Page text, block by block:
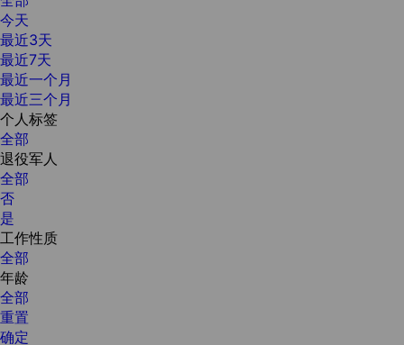
今天
最近3天
最近7天
最近一个月
最近三个月
个人标签
全部
退役军人
全部
否
是
工作性质
全部
年龄
全部
重置
确定